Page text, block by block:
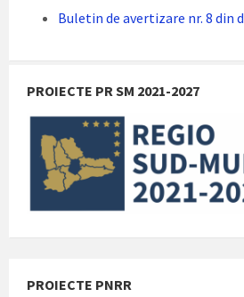
Buletin de avertizare nr. 8 din
PROIECTE PR SM 2021-2027
PROIECTE PNRR